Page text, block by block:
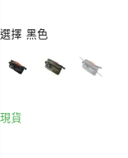
選擇黑色
現貨